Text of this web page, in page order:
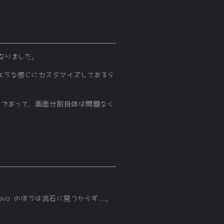
ました。
な感じにカスタマイズしてあるら
あって、画面分割自体は問題なく
のほうは流石に見つからず…。